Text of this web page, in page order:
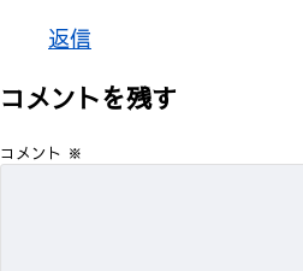
返信
コメントを残す
コメント ※